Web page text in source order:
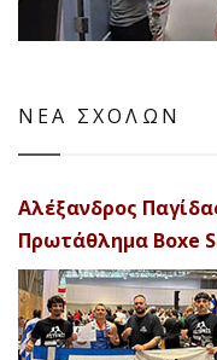
ΝΕΑ ΣΧΟΛΩΝ
Αλέξανδρος
Πρωτάθλημα Boxe